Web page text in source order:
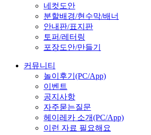
네컷도안
분할배경/현수막/배너
안내판/표지판
토퍼/레터링
포장도안/만들기
커뮤니티
놀이후기(PC/App)
이벤트
공지사항
자주묻는질문
헤이레카 소개(PC/App)
이런 자료 필요해요